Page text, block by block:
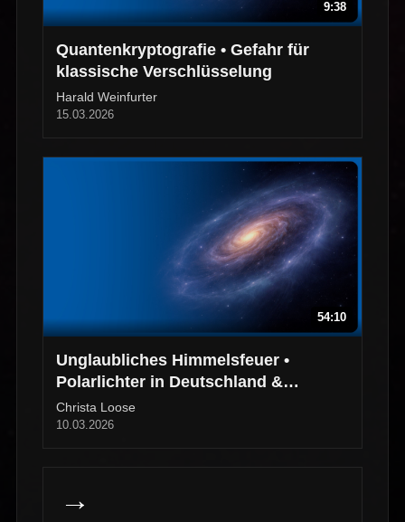
9:38
Quantenkryptografie • Gefahr für
klassische Verschlüsselung
Harald Weinfurter
15.03.2026
54:10
Unglaubliches Himmelsfeuer •
Polarlichter in Deutschland &
Norwegen
Christa Loose
10.03.2026
→